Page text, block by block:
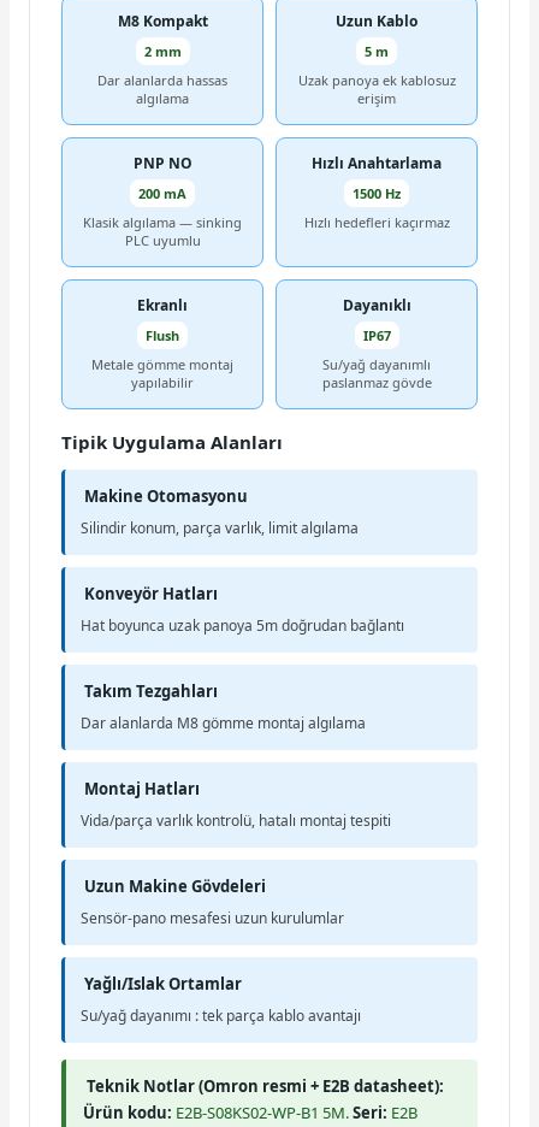
M8 Kompakt
2 mm
Dar alanlarda hassas
algılama
Uzun Kablo
5 m
Uzak panoya ek kablosuz
erişim
PNP NO
200 mA
Klasik algılama — sinking
PLC uyumlu
Hızlı Anahtarlama
1500 Hz
Hızlı hedefleri kaçırmaz
Ekranlı
Flush
Metale gömme montaj
yapılabilir
Dayanıklı
IP67
Su/yağ dayanımlı
paslanmaz gövde
Tipik Uygulama Alanları
Makine Otomasyonu
Silindir konum, parça varlık, limit algılama
Konveyör Hatları
Hat boyunca uzak panoya 5m doğrudan bağlantı
Takım Tezgahları
Dar alanlarda M8 gömme montaj algılama
Montaj Hatları
Vida/parça varlık kontrolü, hatalı montaj tespiti
Uzun Makine Gövdeleri
Sensör-pano mesafesi uzun kurulumlar
Yağlı/Islak Ortamlar
Su/yağ dayanımı : tek parça kablo avantajı
Teknik Notlar (Omron resmi + E2B datasheet):
Ürün kodu: E2B-S08KS02-WP-B1 5M.Seri: E2B